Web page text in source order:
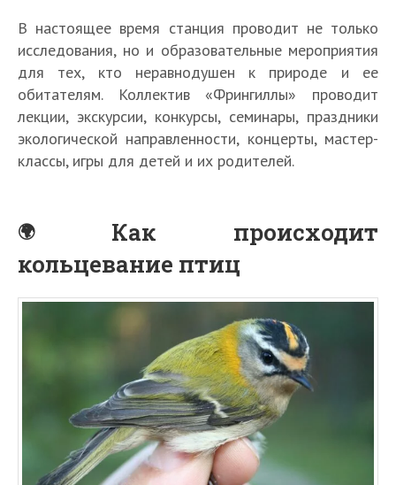
В настоящее время станция проводит не только
исследования, но и образовательные мероприятия
для тех, кто неравнодушен к природе и ее
обитателям. Коллектив «Фрингиллы» проводит
лекции, экскурсии, конкурсы, семинары, праздники
экологической направленности, концерты, мастер-
классы, игры для детей и их родителей.
Как происходит
кольцевание птиц